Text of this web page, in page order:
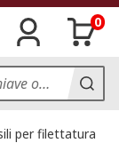
0
per filettatura